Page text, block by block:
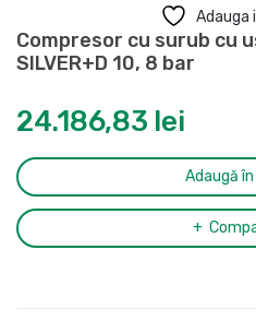
Adauga
Compresor cu surub cu
SILVER+D 10, 8 bar
24.186,83 lei
Adaugă